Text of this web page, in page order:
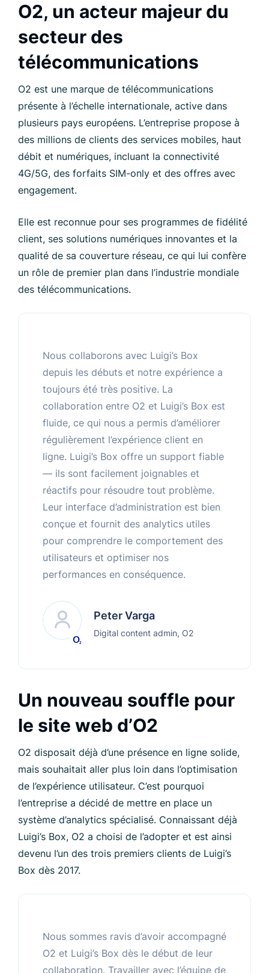
O2, un acteur majeur du
secteur des
télécommunications
O2 est une marque de télécommunications
présente à l’échelle internationale, active dans
plusieurs pays européens. L’entreprise propose à
des millions de clients des services mobiles, haut
débit et numériques, incluant la connectivité
4G/5G, des forfaits SIM-only et des offres avec
engagement.
Elle est reconnue pour ses programmes de fidélité
client, ses solutions numériques innovantes et la
qualité de sa couverture réseau, ce qui lui confère
un rôle de premier plan dans l’industrie mondiale
des télécommunications.
Nous collaborons avec Luigi’s Box
depuis les débuts et notre expérience a
toujours été très positive. La
collaboration entre O2 et Luigi’s Box est
fluide, ce qui nous a permis d’améliorer
régulièrement l’expérience client en
ligne. Luigi’s Box offre un support fiable
— ils sont facilement joignables et
réactifs pour résoudre tout problème.
Leur interface d’administration est bien
conçue et fournit des analytics utiles
pour comprendre le comportement des
utilisateurs et optimiser nos
performances en conséquence.
Peter Varga
Digital content admin, O2
Un nouveau souffle pour
le site web d’O2
O2 disposait déjà d’une présence en ligne solide,
mais souhaitait aller plus loin dans l’optimisation
de l’expérience utilisateur. C’est pourquoi
l’entreprise a décidé de mettre en place un
système d’analytics spécialisé. Connaissant déjà
Luigi’s Box, O2 a choisi de l’adopter et est ainsi
devenu l’un des trois premiers clients de Luigi’s
Box dès 2017.
Nous sommes ravis d’avoir accompagné
O2 et Luigi’s Box dès le début de leur
collaboration. Travailler avec l’équipe de